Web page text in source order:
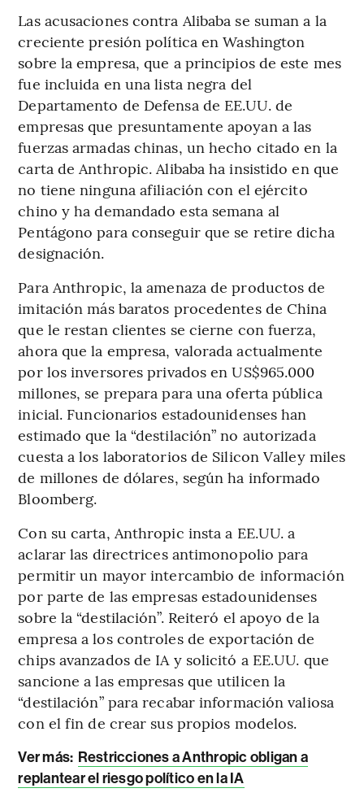
Las acusaciones contra Alibaba se suman a la
creciente presión política en Washington
sobre la empresa, que a principios de este mes
fue incluida en una lista negra del
Departamento de Defensa de EE.UU. de
empresas que presuntamente apoyan a las
fuerzas armadas chinas, un hecho citado en la
carta de Anthropic. Alibaba ha insistido en que
no tiene ninguna afiliación con el ejército
chino y ha demandado esta semana al
Pentágono para conseguir que se retire dicha
designación.
Para Anthropic, la amenaza de productos de
imitación más baratos procedentes de China
que le restan clientes se cierne con fuerza,
ahora que la empresa, valorada actualmente
por los inversores privados en US$965.000
millones, se prepara para una oferta pública
inicial. Funcionarios estadounidenses han
estimado que la “destilación” no autorizada
cuesta a los laboratorios de Silicon Valley miles
de millones de dólares, según ha informado
Bloomberg.
Con su carta, Anthropic insta a EE.UU. a
aclarar las directrices antimonopolio para
permitir un mayor intercambio de información
por parte de las empresas estadounidenses
sobre la “destilación”. Reiteró el apoyo de la
empresa a los controles de exportación de
chips avanzados de IA y solicitó a EE.UU. que
sancione a las empresas que utilicen la
“destilación” para recabar información valiosa
con el fin de crear sus propios modelos.
Ver más: Restricciones a Anthropic obligan a
replantear el riesgo político en la IA